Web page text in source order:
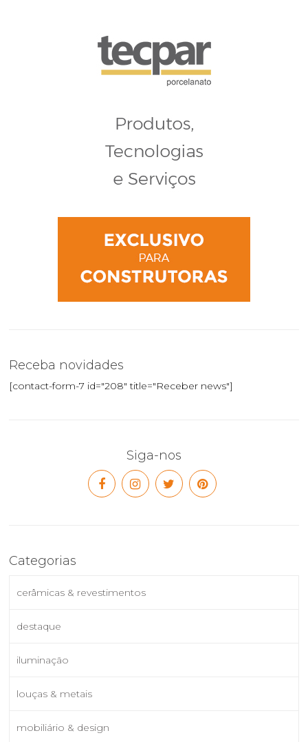
Receba novidades
[contact-form-7 id="208" title="Receber news"]
Siga-nos
Categorias
cerâmicas & revestimentos
destaque
iluminação
louças & metais
mobiliário & design